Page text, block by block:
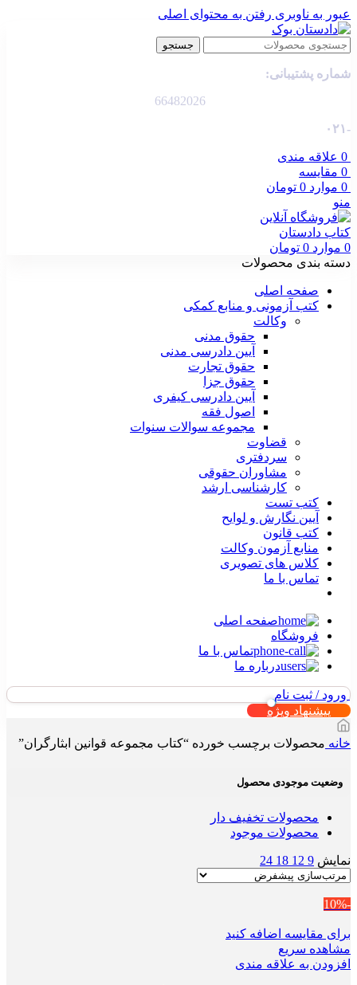
عبور به ناوبری رفتن به محتوای اصلی
جستجو
شماره پشتیبانی:
66482026
-۰۲۱
0 علاقه مندی
0 مقایسه
0 موارد 0 تومان
منو
0 موارد 0 تومان
دسته بندی محصولات
صفحه اصلی
کتب آزمونی و منابع کمکی
وکالت
حقوق مدنی
آیین دادرسی مدنی
حقوق تجارت
حقوق جزا
آیین دادرسی کیفری
اصول فقه
مجموعه سوالات سنوات
قضاوت
سردفتری
مشاوران حقوقی
کارشناسی ارشد
کتب تست
آیین نگارش و لوایح
کتب قانون
منابع آزمون وکالت
کلاس های تصویری
تماس با ما
صفحه اصلی
فروشگاه
تماس با ما
درباره ما
ورود / ثبت نام
پیشنهاد ویژه
خانه محصولات برچسب خورده “کتاب مجموعه قوانین ابثارگران”
وضعیت موجودی محصول
محصولات تخفیف دار
محصولات موجود
نمایش 9
12
18
24
-10%
برای مقایسه اضافه کنید
مشاهده سریع
افزودن به علاقه مندی